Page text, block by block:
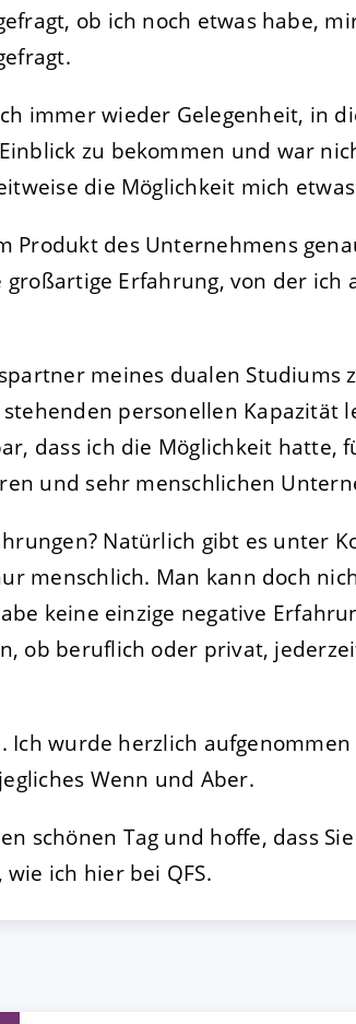
ob ich noch etwas habe,
immer wieder Gelegenheit, in
zu bekommen und war
die Möglichkeit mich
Produkt des Unternehmens
Erfahrung, von der ich
meines dualen Studiums
personellen Kapazität
dass ich die Möglichkeit hatte,
und sehr menschlichen
Natürlich gibt es unter
menschlich. Man kann doch
keine einzige negative
ob beruflich oder privat,
Ich wurde herzlich
Wenn und Aber.
schönen Tag und hoffe, dass
ich hier bei QFS.